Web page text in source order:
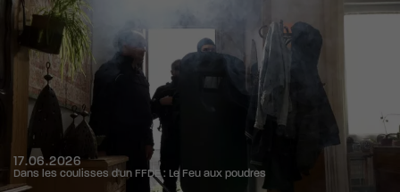
17.06.2026
Dans les coulisses d'un FFDE : Le Feu aux poudres